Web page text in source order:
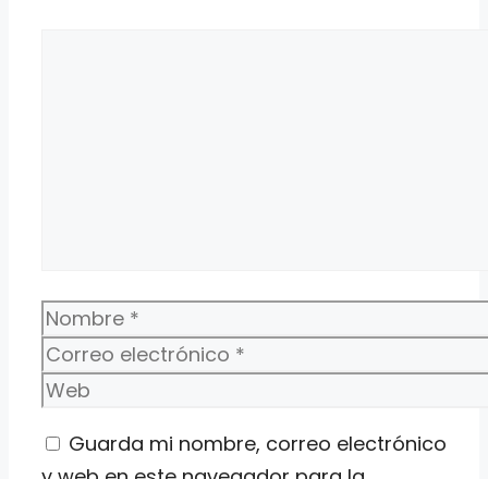
Nombre
Correo
electrónico
Web
Guarda mi nombre, correo electrónico